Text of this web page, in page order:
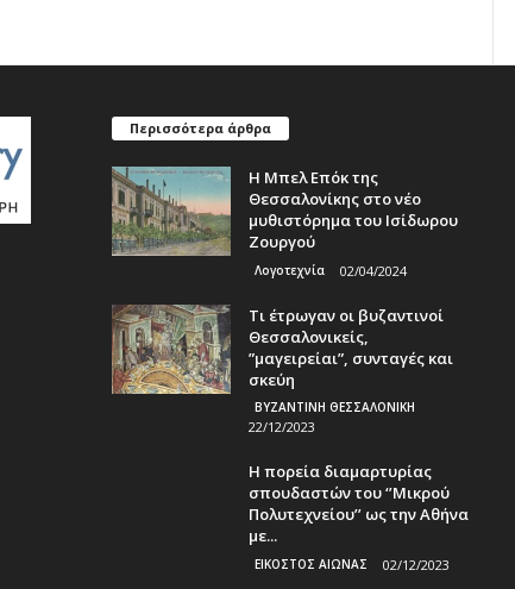
Περισσότερα άρθρα
Η Μπελ Επόκ της
Θεσσαλονίκης στο νέο
μυθιστόρημα του Ισίδωρου
Ζουργού
Λογοτεχνία 02/04/2024
Τι έτρωγαν οι βυζαντινοί
Θεσσαλονικείς,
”μαγειρείαι”, συνταγές και
σκεύη
ΒΥΖΑΝΤΙΝΗ ΘΕΣΣΑΛΟΝΙΚΗ
22/12/2023
Η πορεία διαμαρτυρίας
σπουδαστών του ‘’Μικρού
Πολυτεχνείου’’ ως την Αθήνα
με...
ΕΙΚΟΣΤΟΣ ΑΙΩΝΑΣ 02/12/2023